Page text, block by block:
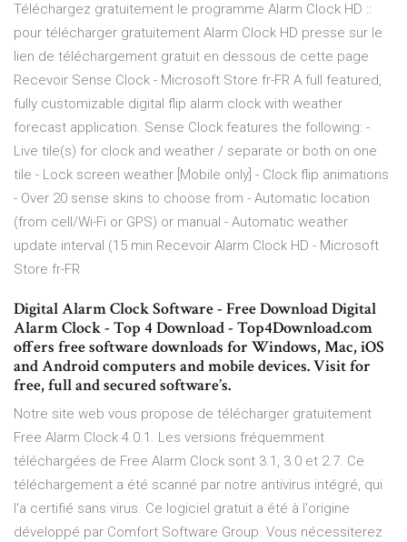
Téléchargez gratuitement le programme Alarm Clock HD ::
pour télécharger gratuitement Alarm Clock HD presse sur le
lien de téléchargement gratuit en dessous de cette page
Recevoir Sense Clock - Microsoft Store fr-FR A full featured,
fully customizable digital flip alarm clock with weather
forecast application. Sense Clock features the following: -
Live tile(s) for clock and weather / separate or both on one
tile - Lock screen weather [Mobile only] - Clock flip animations
- Over 20 sense skins to choose from - Automatic location
(from cell/Wi-Fi or GPS) or manual - Automatic weather
update interval (15 min Recevoir Alarm Clock HD - Microsoft
Store fr-FR
Digital Alarm Clock Software - Free Download Digital
Alarm Clock - Top 4 Download - Top4Download.com
offers free software downloads for Windows, Mac, iOS
and Android computers and mobile devices. Visit for
free, full and secured software’s.
Notre site web vous propose de télécharger gratuitement
Free Alarm Clock 4.0.1. Les versions fréquemment
téléchargées de Free Alarm Clock sont 3.1, 3.0 et 2.7. Ce
téléchargement a été scanné par notre antivirus intégré, qui
l'a certifié sans virus. Ce logiciel gratuit a été à l'origine
développé par Comfort Software Group. Vous nécessiterez